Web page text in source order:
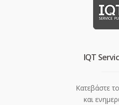
IQT
Κατεβάστε
και